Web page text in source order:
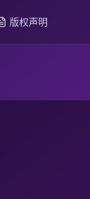
版权声明